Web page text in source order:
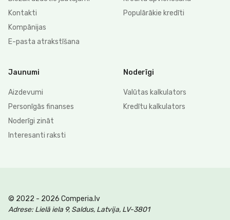
Kontakti
Kompānijas
E-pasta atrakstīšana
Populārākie kredīti
Jaunumi
Aizdevumi
Personīgās finanses
Noderīgi zināt
Interesanti raksti
Noderīgi
Valūtas kalkulators
Kredītu kalkulators
© 2022 - 2026 Comperia.lv
Adrese: Lielā iela 9, Saldus, Latvija, LV-3801